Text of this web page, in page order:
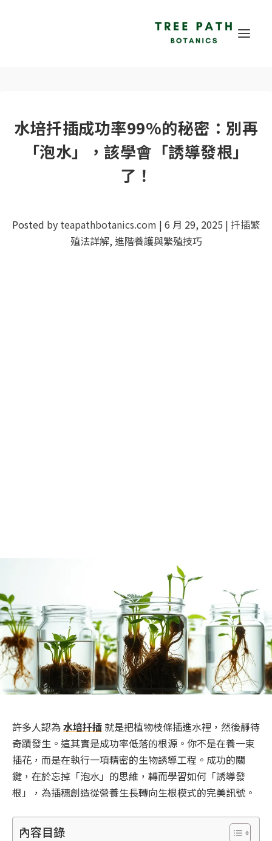
水培扦插成功率99%的秘密：別再
「泡水」，該學會「誘導發根」
了！
Posted by teapathbotanics.com | 6 月 29, 2025 | 扦插繁
殖法詳解, 進階養護與繁殖技巧
許多人認為水培扦插就是把植物枝條插進水裡，然後靜待
奇蹟發生。這其實是成功率低落的根源。你不是在養一束
插花，而是在執行一項精密的生物誘導工程。成功的關
鍵，在於忘掉「泡水」的思維，轉而學習如何「誘導發
根」，為插穗創造從營養生長轉向生根模式的完美訊號。
內容目錄